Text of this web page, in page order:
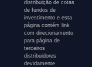
distribuição de cotas
de fundos de
investimento e esta
página contém link
com direcionamento
para página de
terceiros
distribuidores
devidamente